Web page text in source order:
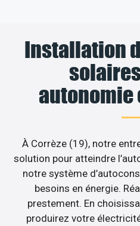
Installation
À Corrèze (19), notre
solution pour atteindre
notre système
besoins en énergie.
prestement. En
produirez votre